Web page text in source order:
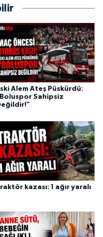
Alem Ateş Püskürdü:
Sahipsiz
kazası: 1 ağır yaralı